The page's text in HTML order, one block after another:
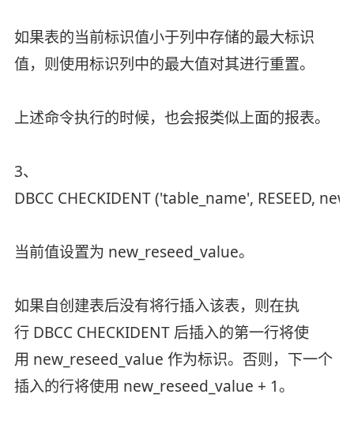
如果表的当前标识值小于列中存储的最大标识
值，则使用标识列中的最大值对其进行重置。
上述命令执行的时候，也会报类似上面的报表。
3、
DBCC CHECKIDENT ('table_name', RESEED,
当前值设置为 new_reseed_value。
如果自创建表后没有将行插入该表，则在执
行 DBCC CHECKIDENT 后插入的第一行将使
用 new_reseed_value 作为标识。否则，下一个
插入的行将使用 new_reseed_value + 1。